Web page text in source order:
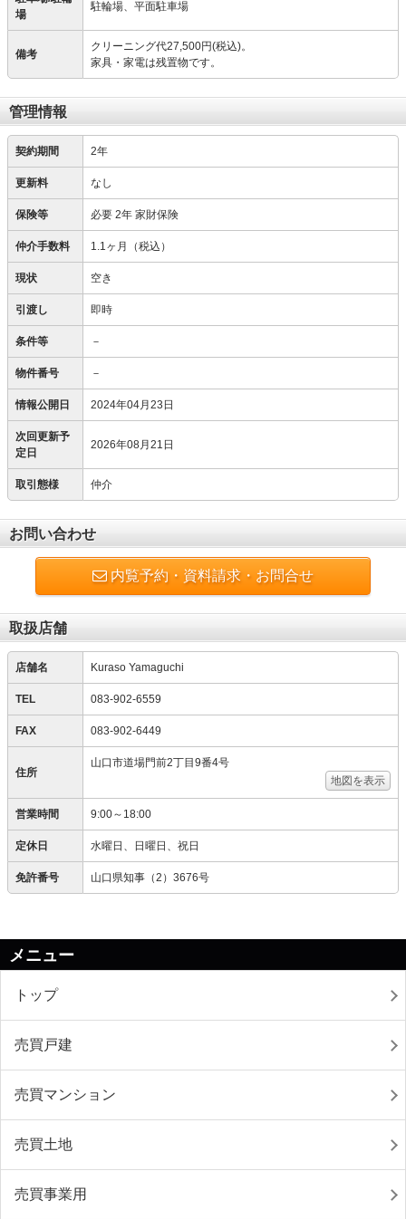
場
駐輪場、平面駐車場
備考
クリーニング代27,500円(税込)。
家具・家電は残置物です。
管理情報
契約期間 2年
更新料 なし
保険等 必要 2年 家財保険
仲介手数料 1.1ヶ月（税込）
現状 空き
引渡し 即時
条件等 －
物件番号 －
情報公開日 2024年04月23日
次回更新予
定日
2026年08月21日
取引態様 仲介
お問い合わせ
内覧予約・資料請求・お問合せ
取扱店舗
店舗名 Kuraso Yamaguchi
TEL 083-902-6559
FAX 083-902-6449
住所
山口市道場門前2丁目9番4号
地図を表示
営業時間 9:00～18:00
定休日 水曜日、日曜日、祝日
免許番号 山口県知事（2）3676号
メニュー
トップ
売買戸建
売買マンション
売買土地
売買事業用